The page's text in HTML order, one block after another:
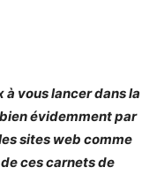
à vous lancer dans la
évidemment par
sites web comme
ces carnets de